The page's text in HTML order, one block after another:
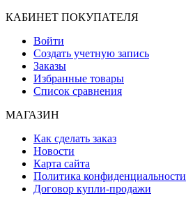
КАБИНЕТ ПОКУПАТЕЛЯ
Войти
Создать учетную запись
Заказы
Избранные товары
Список сравнения
МАГАЗИН
Как сделать заказ
Новости
Карта сайта
Политика конфиденциальности
Договор купли-продажи